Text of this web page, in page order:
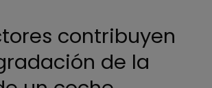
contribuyen
de la